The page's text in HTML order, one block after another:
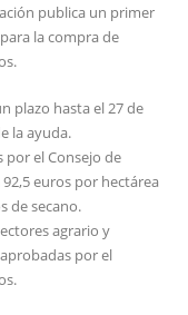
publica un primer
la compra de
plazo hasta el 27 de
la ayuda.
por el Consejo de
euros por hectárea
de secano.
agrario y
por el